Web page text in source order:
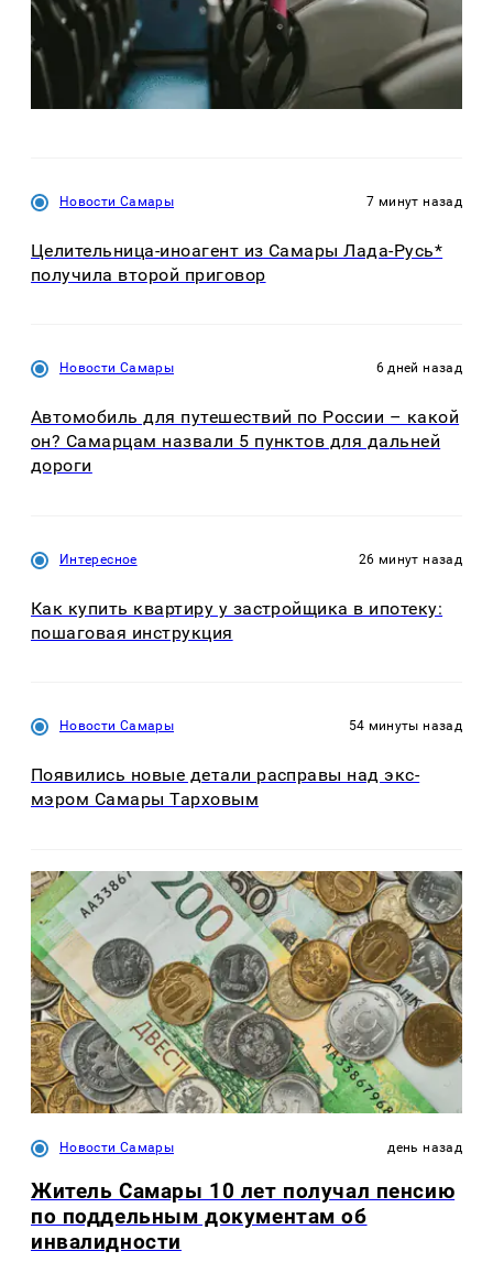
Новости Самары 7 минут назад
Целительница-иноагент из Самары Лада-Русь*
получила второй приговор
Новости Самары 6 дней назад
Автомобиль для путешествий по России – какой
он? Самарцам назвали 5 пунктов для дальней
дороги
Интересное 26 минут назад
Как купить квартиру у застройщика в ипотеку:
пошаговая инструкция
Новости Самары 54 минуты назад
Появились новые детали расправы над экс-
мэром Самары Тарховым
Новости Самары день назад
Житель Самары 10 лет получал пенсию
по поддельным документам об
инвалидности